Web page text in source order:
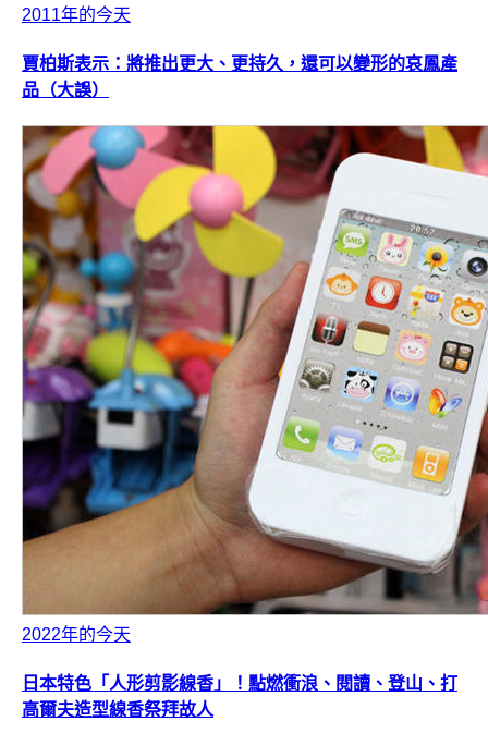
2011年的今天
賈柏斯表示：將推出更大、更持久，還可以變形的哀鳳產
品（大誤）
2022年的今天
日本特色「人形剪影線香」！點燃衝浪、閱讀、登山、打
高爾夫造型線香祭拜故人